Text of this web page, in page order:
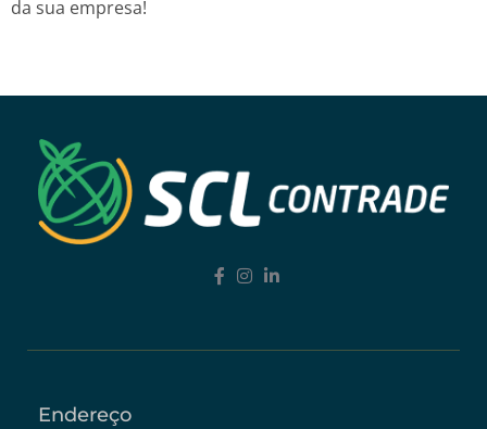
da sua empresa!
Endereço